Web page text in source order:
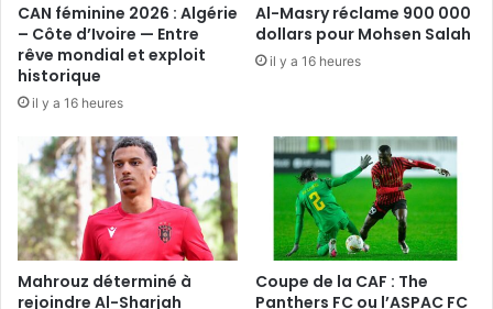
CAN féminine 2026 : Algérie
– Côte d’Ivoire — Entre
rêve mondial et exploit
historique
il y a 16 heures
Al-Masry réclame 900 000
dollars pour Mohsen Salah
il y a 16 heures
Mahrouz déterminé à
rejoindre Al-Sharjah
Coupe de la CAF : The
Panthers FC ou l’ASPAC FC